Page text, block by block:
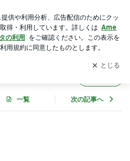
ブログの更新通知
を受け取りまし
開く
一覧 次の記事へ